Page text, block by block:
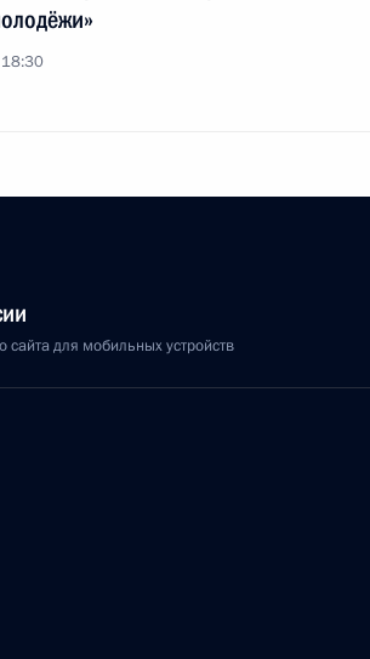
18:30
сайта для мобильных устройств